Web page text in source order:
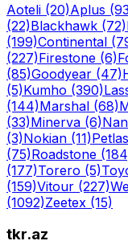
Aoteli (20)Aplus
(22)Blackhawk (72)
(199)Continental
(227)Firestone (6)
(85)Goodyear (47)
(5)Kumho (390)
(144)Marshal (68)
(33)Minerva (6)
(3)Nokian (11)Petlas
(75)Roadstone
(177)Torero (5)
(159)Vitour (227)
(1092)Zeetex (15)
tkr.az